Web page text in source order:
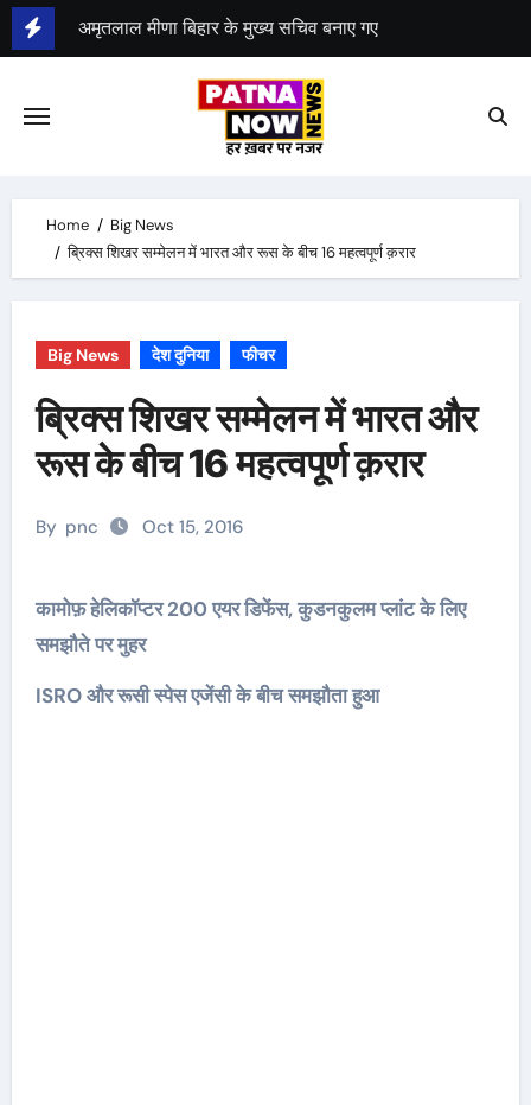
Skip
to
जदयू में शामिल हुए पूर्व मंत्री श्याम रजक
RJD का राज्यव्यापी धरना, पूरे देश में जाति गणना की मांग
KC त्यागी का जदयू राष्ट्रीय प्रवक्ता पद से इस्तीफा
Home
Big News
ब्रिक्स शिखर सम्मेलन में भारत और रूस के बीच 16 महत्वपूर्ण क़रार
Big News देश दुनिया फीचर
ब्रिक्स शिखर सम्मेलन में भारत और
रूस के बीच 16 महत्वपूर्ण क़रार
By pnc Oct 15, 2016
कामोफ़ हेलिकॉप्टर 200 एयर डिफेंस, कुडनकुलम प्लांट के लिए
समझौते पर मुहर
ISRO और रूसी स्पेस एजेंसी के बीच समझौता हुआ